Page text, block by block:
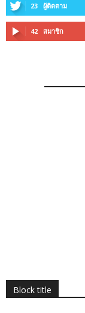
23 ผู้ติดตาม
42 สมาชิก
Block title